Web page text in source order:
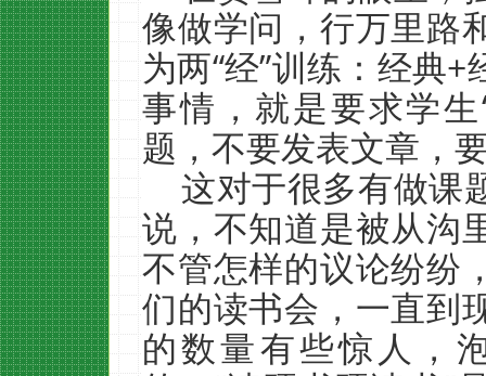
像做学问，行万里路
为两“经”训练：经典
事情，就是要求学
题，不要发表文章，
这对于很多有做课
说，不知道是被从沟
不管怎样的议论纷纷
们的读书会，一直到
的数量有些惊人，